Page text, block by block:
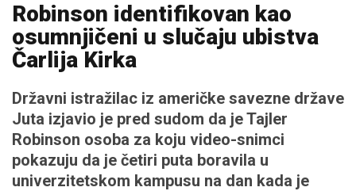
Robinson identifikovan kao
osumnjičeni u slučaju ubistva
Čarlija Kirka
Državni istražilac iz američke savezne države
Јuta izjavio je pred sudom da je Tajler
Robinson osoba za koju video-snimci
pokazuju da je četiri puta boravila u
univerzitetskom kampusu na dan kada je